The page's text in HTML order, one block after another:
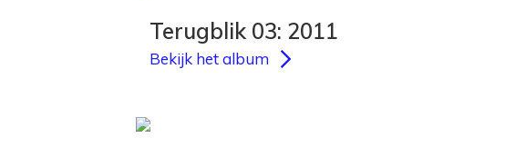
Terugblik 03: 2011
Bekijk het album